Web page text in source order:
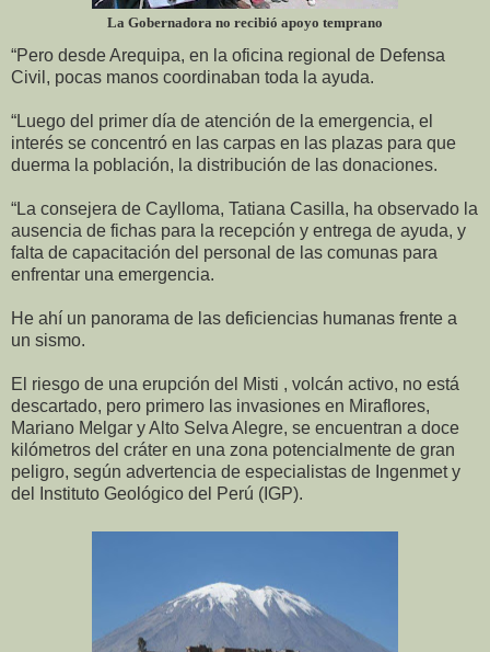
La Gobernadora no recibió apoyo temprano
“Pero desde Arequipa, en la oficina regional de Defensa
Civil, pocas manos coordinaban toda la ayuda.
“Luego del primer día de atención de la emergencia, el
interés se concentró en las carpas en las plazas para que
duerma la población, la distribución de las donaciones.
“La consejera de Caylloma, Tatiana Casilla, ha observado la
ausencia de fichas para la recepción y entrega de ayuda, y
falta de capacitación del personal de las comunas para
enfrentar una emergencia.
He ahí un panorama de las deficiencias humanas frente a
un sismo.
El riesgo de una erupción del Misti , volcán activo, no está
descartado, pero primero las invasiones en Miraflores,
Mariano Melgar y Alto Selva Alegre, se encuentran a doce
kilómetros del cráter en una zona potencialmente de gran
peligro, según advertencia de especialistas de Ingenmet y
del Instituto Geológico del Perú (IGP).